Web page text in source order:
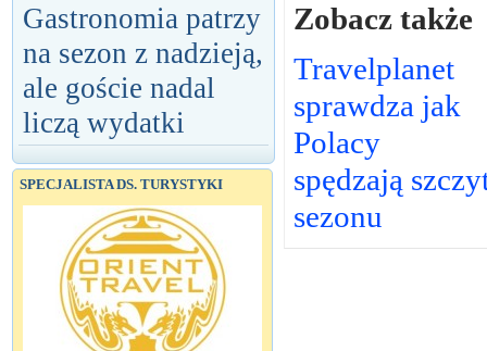
Gastronomia patrzy
na sezon z nadzieją,
ale goście nadal
liczą wydatki
SPECJALISTA DS. TURYSTYKI
Zobacz także
Travelplanet
sprawdza jak
Polacy
spędzają
sezonu